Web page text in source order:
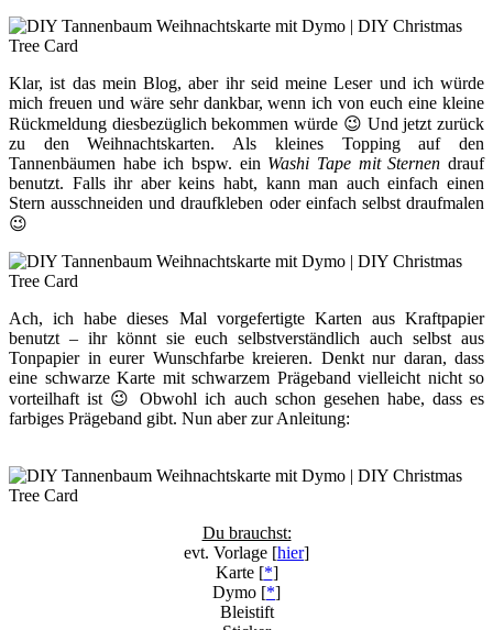
Klar, ist das mein Blog, aber ihr seid meine Leser und ich würde
mich freuen und wäre sehr dankbar, wenn ich von euch eine kleine
Rückmeldung diesbezüglich bekommen würde 😉 Und jetzt zurück
zu den Weihnachtskarten. Als kleines Topping auf den
Tannenbäumen habe ich bspw. ein Washi Tape mit Sternen drauf
benutzt. Falls ihr aber keins habt, kann man auch einfach einen
Stern ausschneiden und draufkleben oder einfach selbst draufmalen
😉
Ach, ich habe dieses Mal vorgefertigte Karten aus Kraftpapier
benutzt – ihr könnt sie euch selbstverständlich auch selbst aus
Tonpapier in eurer Wunschfarbe kreieren. Denkt nur daran, dass
eine schwarze Karte mit schwarzem Prägeband vielleicht nicht so
vorteilhaft ist 😉 Obwohl ich auch schon gesehen habe, dass es
farbiges Prägeband gibt. Nun aber zur Anleitung:
Du brauchst:
evt. Vorlage [hier]
Karte [*]
Dymo [*]
Bleistift